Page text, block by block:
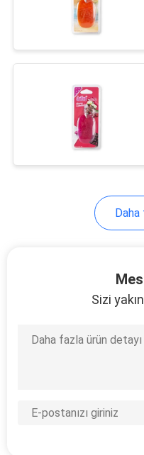
Sprey
Tuvalet
Vakumlu
Sizi